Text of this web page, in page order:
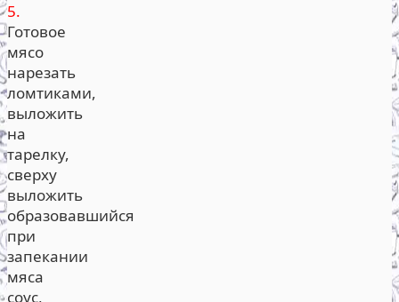
5.
Готовое
мясо
нарезать
ломтиками,
выложить
на
тарелку,
сверху
выложить
образовавшийся
при
запекании
мяса
соус,